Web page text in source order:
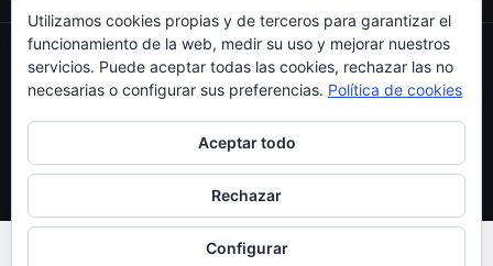
Utilizamos cookies propias y de terceros para garantizar el
funcionamiento de la web, medir su uso y mejorar nuestros
servicios. Puede aceptar todas las cookies, rechazar las no
necesarias o configurar sus preferencias. Política de cookies
Aceptar todo
Rechazar
Configurar